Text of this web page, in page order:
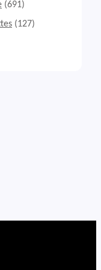
(691)
(127)